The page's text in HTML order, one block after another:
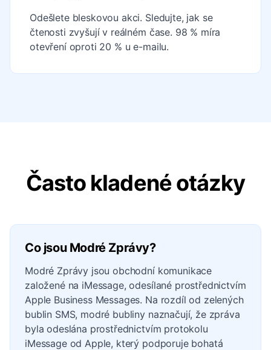
Odešlete bleskovou akci. Sledujte, jak se
čtenosti zvyšují v reálném čase. 98 % míra
otevření oproti 20 % u e-mailu.
Často kladené otázky
Co jsou Modré Zprávy?
Modré Zprávy jsou obchodní komunikace
založené na iMessage, odesílané prostřednictvím
Apple Business Messages. Na rozdíl od zelených
bublin SMS, modré bubliny naznačují, že zpráva
byla odeslána prostřednictvím protokolu
iMessage od Apple, který podporuje bohatá